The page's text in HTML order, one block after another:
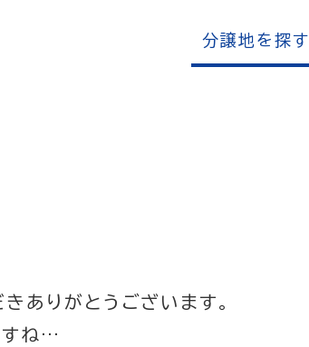
分譲地を探す
ありがとうございます。
すね…